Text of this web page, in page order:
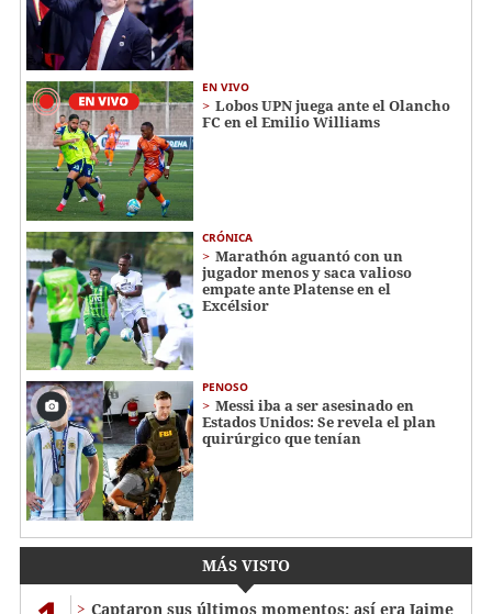
EN VIVO
Lobos UPN juega ante el Olancho
FC en el Emilio Williams
CRÓNICA
Marathón aguantó con un
jugador menos y saca valioso
empate ante Platense en el
Excélsior
PENOSO
Messi iba a ser asesinado en
Estados Unidos: Se revela el plan
quirúrgico que tenían
MÁS VISTO
Captaron sus últimos momentos: así era Jaime